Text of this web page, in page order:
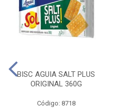
BISC AGUIA SALT PLUS
ORIGINAL 360G
Código: 8718